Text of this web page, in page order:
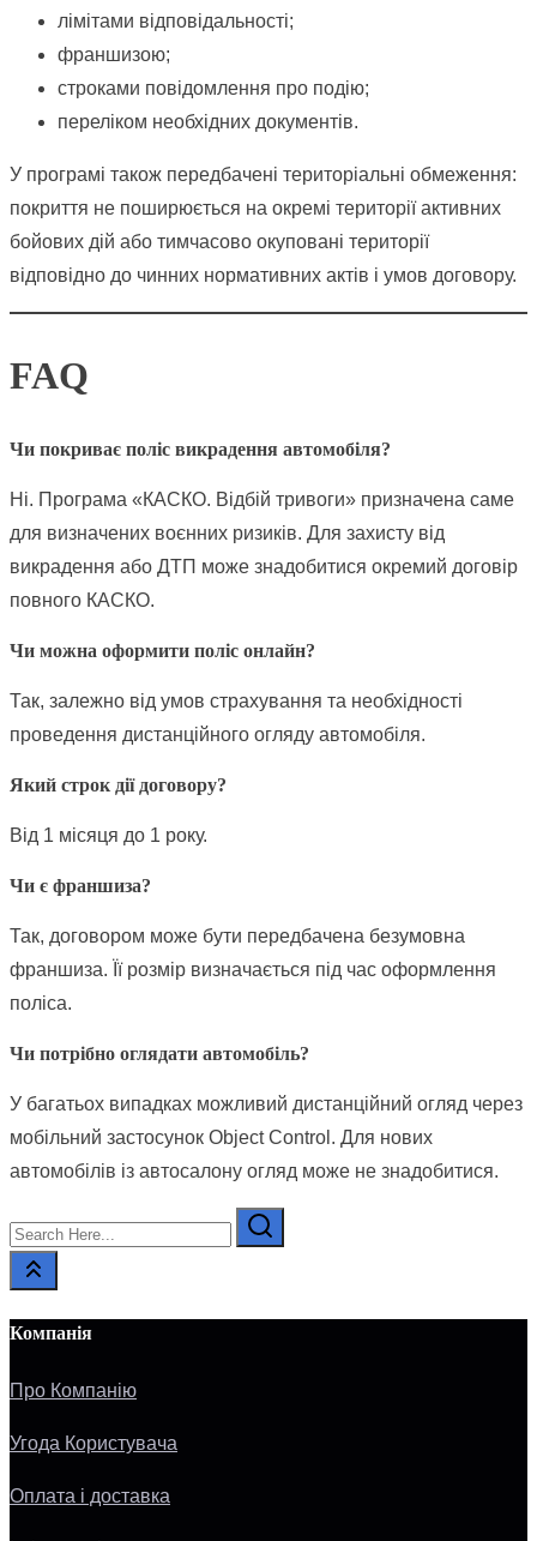
лімітами відповідальності;
франшизою;
строками повідомлення про подію;
переліком необхідних документів.
У програмі також передбачені територіальні обмеження:
покриття не поширюється на окремі території активних
бойових дій або тимчасово окуповані території
відповідно до чинних нормативних актів і умов договору.
FAQ
Чи покриває поліс викрадення автомобіля?
Ні. Програма «КАСКО. Відбій тривоги» призначена саме
для визначених воєнних ризиків. Для захисту від
викрадення або ДТП може знадобитися окремий договір
повного КАСКО.
Чи можна оформити поліс онлайн?
Так, залежно від умов страхування та необхідності
проведення дистанційного огляду автомобіля.
Який строк дії договору?
Від 1 місяця до 1 року.
Чи є франшиза?
Так, договором може бути передбачена безумовна
франшиза. Її розмір визначається під час оформлення
поліса.
Чи потрібно оглядати автомобіль?
У багатьох випадках можливий дистанційний огляд через
мобільний застосунок Object Control. Для нових
автомобілів із автосалону огляд може не знадобитися.
Search
Here...
Компанія
Про Компанію
Угода Користувача
Оплата і доставка